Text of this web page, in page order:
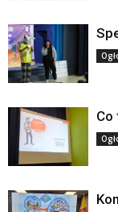
Co